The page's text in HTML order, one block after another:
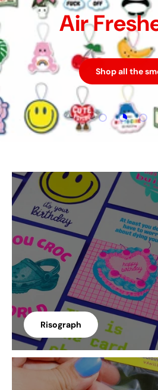
Air
Shop all the
Load slide 1
Load
Risograph